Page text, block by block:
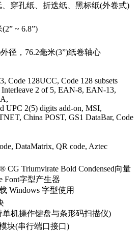
、穿孔纸、折迭纸、黑标纸(外卷式)
~ 6.8”)
径，76.2毫米(3”)纸卷轴心
Code 128UCC, Code 128 subsets
2 of 5, EAN-8, EAN-13,
UPC 2(5) digits add-on, MSI,
China POST, GS1 DataBar, Code
DataMatrix, QR code, Aztec
CG Triumvirate Bold Condensed向量
Font字型产生器
Windows 字型使用
单机操作键盘与条形码扫描仪)
块(串行端口接口)